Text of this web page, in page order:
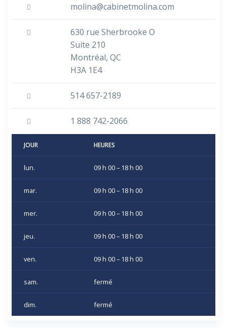
molina@cabinetmolina.com
630 rue Sherbrooke O
Suite 210
Montréal, QC
H3A 1E4
514 657-2189
1 888 742-2066
JOUR HEURES
lun. 09 h 00 – 18 h 00
mar. 09 h 00 – 18 h 00
mer. 09 h 00 – 18 h 00
jeu. 09 h 00 – 18 h 00
ven. 09 h 00 – 18 h 00
sam. fermé
dim. fermé